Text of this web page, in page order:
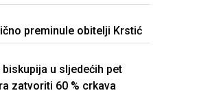
preminule obitelji Krstić
u sljedećih pet
zatvoriti 60 % crkava